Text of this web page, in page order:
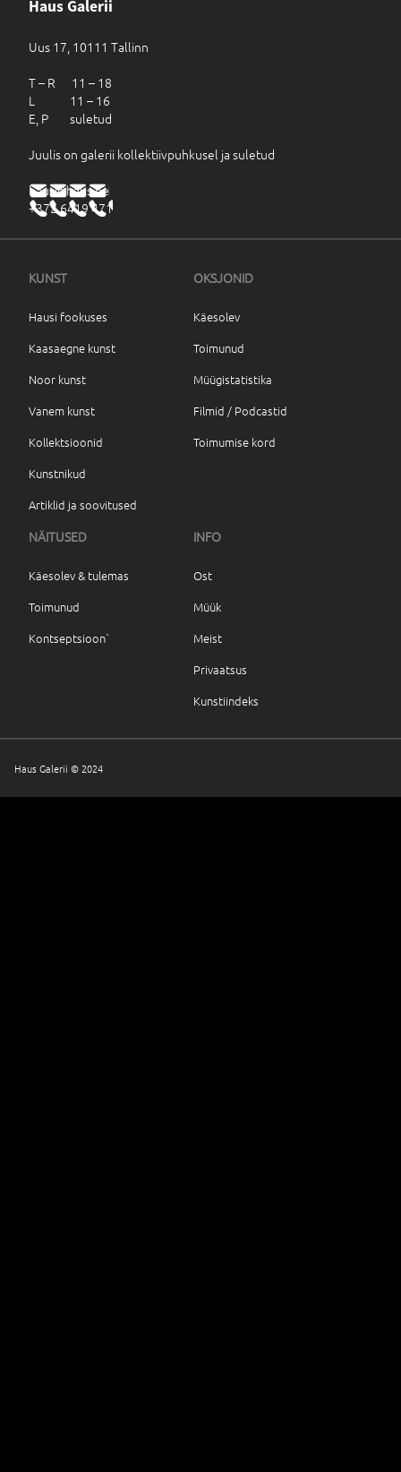
Haus Galerii
Uus 17, 10111 Tallinn
T – R 11 – 18
L 11 – 16
E, P suletud
Juulis on galerii kollektiivpuhkusel ja suletud
haus@haus.ee
+372 6419 471
KUNST
Hausi fookuses
Kaasaegne kunst
Noor kunst
Vanem kunst
Kollektsioonid
Kunstnikud
Artiklid ja soovitused
OKSJONID
Käesolev
Toimunud
Müügistatistika
Filmid / Podcastid
Toimumise kord
NÄITUSED
Käesolev & tulemas
Toimunud
Kontseptsioon`
INFO
Ost
Müük
Meist
Privaatsus
Kunstiindeks
Haus Galerii © 2024